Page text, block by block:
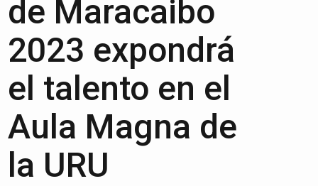
de Maracaibo
2023 expondrá
el talento en el
Aula Magna de
la URU